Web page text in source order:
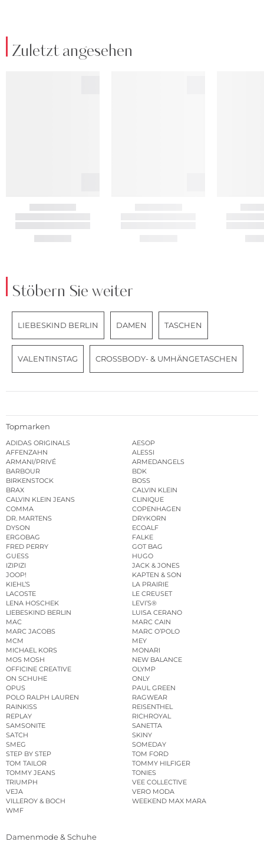
Zuletzt angesehen
Stöbern Sie weiter
LIEBESKIND BERLIN DAMEN TASCHEN
VALENTINSTAG CROSSBODY- & UMHÄNGETASCHEN
Topmarken
ADIDAS ORIGINALS
AESOP
AFFENZAHN
ALESSI
ARMANI/PRIVÉ
ARMEDANGELS
BARBOUR
BDK
BIRKENSTOCK
BOSS
BRAX
CALVIN KLEIN
CALVIN KLEIN JEANS
CLINIQUE
COMMA
COPENHAGEN
DR. MARTENS
DRYKORN
DYSON
ECOALF
ERGOBAG
FALKE
FRED PERRY
GOT BAG
GUESS
HUGO
IZIPIZI
JACK & JONES
JOOP!
KAPTEN & SON
KIEHL’S
LA PRAIRIE
LACOSTE
LE CREUSET
LENA HOSCHEK
LEVI’S®
LIEBESKIND BERLIN
LUISA CERANO
MAC
MARC CAIN
MARC JACOBS
MARC O’POLO
MCM
MEY
MICHAEL KORS
MONARI
MOS MOSH
NEW BALANCE
OFFICINE CREATIVE
OLYMP
ON SCHUHE
ONLY
OPUS
PAUL GREEN
POLO RALPH LAUREN
RAGWEAR
RAINKISS
REISENTHEL
REPLAY
RICHROYAL
SAMSONITE
SANETTA
SATCH
SKINY
SMEG
SOMEDAY
STEP BY STEP
TOM FORD
TOM TAILOR
TOMMY HILFIGER
TOMMY JEANS
TONIES
TRIUMPH
VEE COLLECTIVE
VEJA
VERO MODA
VILLEROY & BOCH
WEEKEND MAX MARA
WMF
Damenmode & Schuhe